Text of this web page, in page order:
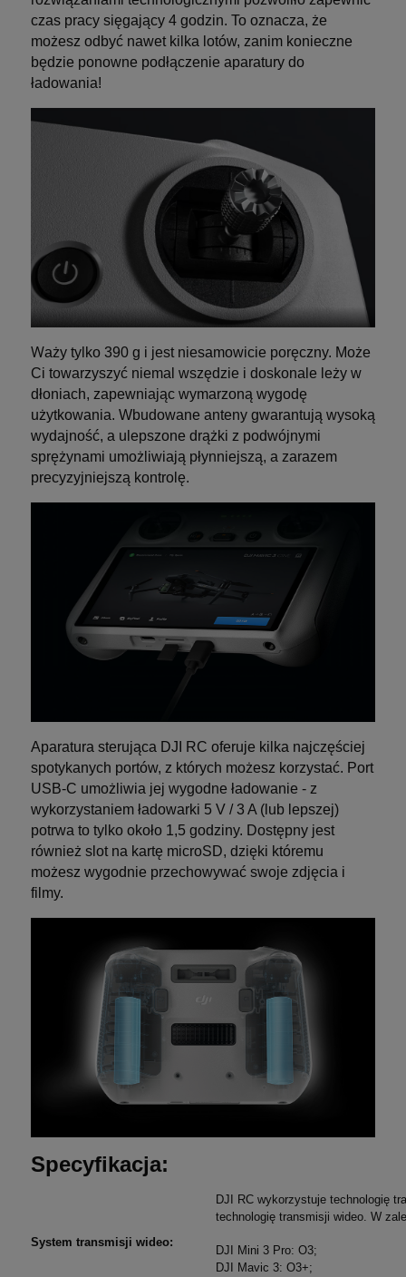
czas pracy sięgający 4 godzin. To oznacza, że
możesz odbyć nawet kilka lotów, zanim konieczne
będzie ponowne podłączenie aparatury do
ładowania!
Waży tylko 390 g i jest niesamowicie poręczny. Może
Ci towarzyszyć niemal wszędzie i doskonale leży w
dłoniach, zapewniając wymarzoną wygodę
użytkowania. Wbudowane anteny gwarantują wysoką
wydajność, a ulepszone drążki z podwójnymi
sprężynami umożliwiają płynniejszą, a zarazem
precyzyjniejszą kontrolę.
Aparatura sterująca DJI RC oferuje kilka najczęściej
spotykanych portów, z których możesz korzystać. Port
USB-C umożliwia jej wygodne ładowanie - z
wykorzystaniem ładowarki 5 V / 3 A (lub lepszej)
potrwa to tylko około 1,5 godziny. Dostępny jest
również slot na kartę microSD, dzięki któremu
możesz wygodnie przechowywać swoje zdjęcia i
filmy.
Specyfikacja:
System transmisji wideo:
DJI RC wykorzystuje technologię
technologię transmisji wideo. W
DJI Mini 3 Pro: O3;
DJI Mavic 3: O3+;